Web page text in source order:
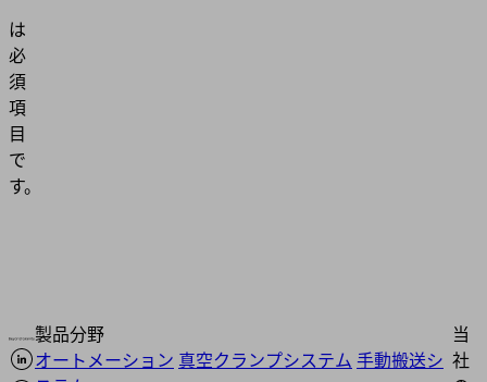
は
必
須
項
目
で
す。
製品分野
オートメーション 真空クランプシステム 手動搬送シ
当
社